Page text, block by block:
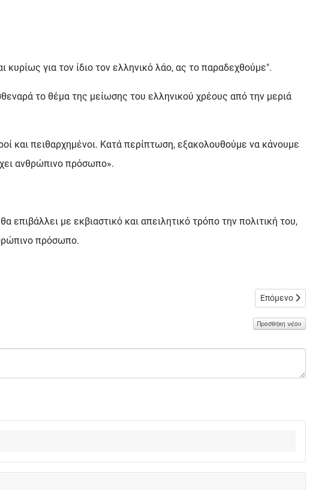
κυρίως για τον ίδιο τον ελληνικό λάο, ας το παραδεχθούμε".
το θέμα της μείωσης του ελληνικού χρέους από την μεριά
και πειθαρχημένοι. Κατά περίπτωση, εξακολουθούμε να κάνουμε
ανθρώπινο πρόσωπο».
με εκβιαστικό και απειλητικό τρόπο την πολιτική του,
πρόσωπο.
Επόμενο άρθρο:
Επόμενο
Προσθήκη νέου